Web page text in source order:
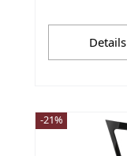
Details
-21%